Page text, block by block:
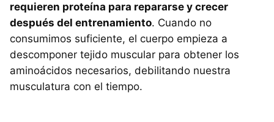
requieren proteína para repararse y crecer
después del entrenamiento. Cuando no
consumimos suficiente, el cuerpo empieza a
descomponer tejido muscular para obtener los
aminoácidos necesarios, debilitando nuestra
musculatura con el tiempo.